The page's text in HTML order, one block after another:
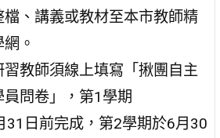
檔、講義或教材至本市教師精
。
習教師須線上填寫「揪團自主
員問卷」，第1學期
31日前完成，第2學期於6月30